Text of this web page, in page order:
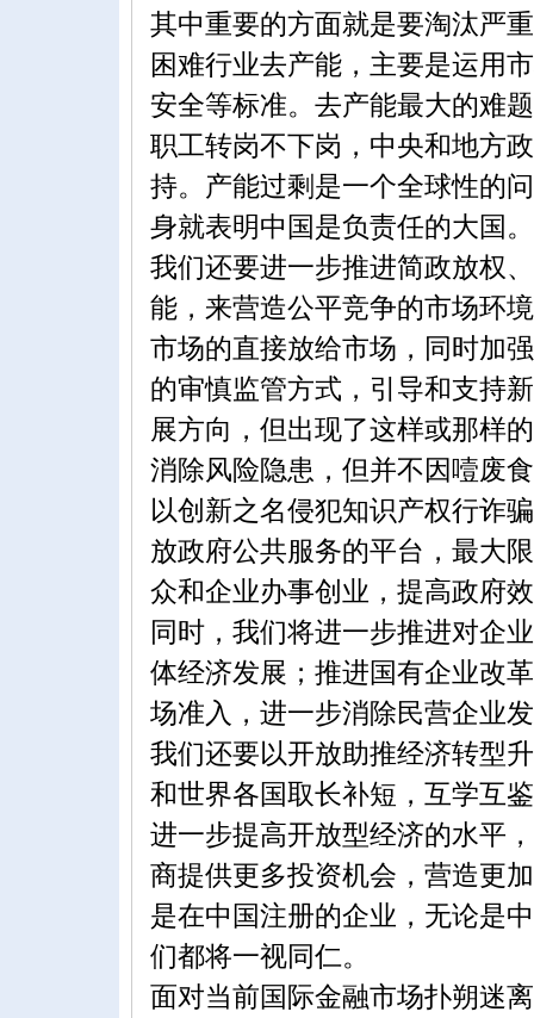
其中重要的方面就是要淘汰严
困难行业去产能，主要是运用
安全等标准。去产能最大的难
职工转岗不下岗，中央和地方
持。产能过剩是一个全球性的
身就表明中国是负责任的大国。
我们还要进一步推进简政放权
能，来营造公平竞争的市场环
市场的直接放给市场，同时加
的审慎监管方式，引导和支持
展方向，但出现了这样或那样
消除风险隐患，但并不因噎废
以创新之名侵犯知识产权行诈
放政府公共服务的平台，最大
众和企业办事创业，提高政府
同时，我们将进一步推进对企
体经济发展；推进国有企业改
场准入，进一步消除民营企业
我们还要以开放助推经济转型
和世界各国取长补短，互学互
进一步提高开放型经济的水平
商提供更多投资机会，营造更
是在中国注册的企业，无论是
们都将一视同仁。
面对当前国际金融市场扑朔迷